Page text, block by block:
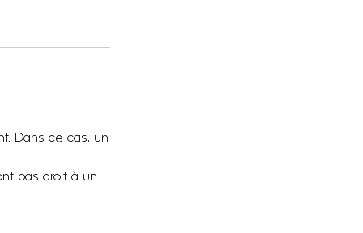
Dans ce cas, un
pas droit à un